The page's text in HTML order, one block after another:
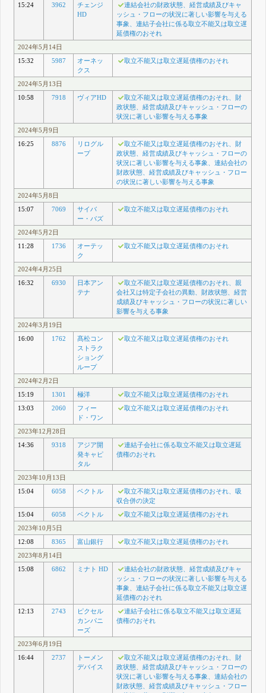
15:24
3962
チェンジ
HD
連結会社の財政状態、経営成績及びキャ
ッシュ・フローの状況に著しい影響を与える
事象、連結子会社に係る取立不能又は取立遅
延債権のおそれ
2024年5月14日
15:32
5987
オーネッ
クス
取立不能又は取立遅延債権のおそれ
2024年5月13日
10:58
7918 ヴィアHD
取立不能又は取立遅延債権のおそれ、財
政状態、経営成績及びキャッシュ・フローの
状況に著しい影響を与える事象
2024年5月9日
16:25
8876
リログル
ープ
取立不能又は取立遅延債権のおそれ、財
政状態、経営成績及びキャッシュ・フローの
状況に著しい影響を与える事象、連結会社の
財政状態、経営成績及びキャッシュ・フロー
の状況に著しい影響を与える事象
2024年5月8日
15:07
7069
サイバ
ー・バズ
取立不能又は取立遅延債権のおそれ
2024年5月2日
11:28
1736
オーテッ
ク
取立不能又は取立遅延債権のおそれ
2024年4月25日
16:32
6930
日本アン
テナ
取立不能又は取立遅延債権のおそれ、親
会社又は特定子会社の異動、財政状態、経営
成績及びキャッシュ・フローの状況に著しい
影響を与える事象
2024年3月19日
16:00
1762
髙松コン
ストラク
ショング
ループ
取立不能又は取立遅延債権のおそれ
2024年2月2日
15:19
1301 極洋
取立不能又は取立遅延債権のおそれ
13:03
2060
フィー
ド・ワン
取立不能又は取立遅延債権のおそれ
2023年12月28日
14:36
9318
アジア開
発キャピ
タル
連結子会社に係る取立不能又は取立遅延
債権のおそれ
2023年10月13日
15:04
6058 ベクトル
取立不能又は取立遅延債権のおそれ、吸
収合併の決定
15:04
6058 ベクトル
取立不能又は取立遅延債権のおそれ
2023年10月5日
12:08
8365 富山銀行
取立不能又は取立遅延債権のおそれ
2023年8月14日
15:08
6862 ミナト HD
連結会社の財政状態、経営成績及びキャ
ッシュ・フローの状況に著しい影響を与える
事象、連結子会社に係る取立不能又は取立遅
延債権のおそれ
12:13
2743
ピクセル
カンパニ
ーズ
連結子会社に係る取立不能又は取立遅延
債権のおそれ
2023年6月19日
16:44
2737
トーメン
デバイス
取立不能又は取立遅延債権のおそれ、財
政状態、経営成績及びキャッシュ・フローの
状況に著しい影響を与える事象、連結会社の
財政状態、経営成績及びキャッシュ・フロー